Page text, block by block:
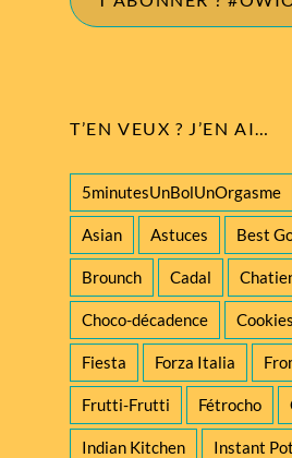
T’EN VEUX ? J’EN AI…
5minutesUnBolUnOrgasme
Asian Astuces Best
Brounch Cadal
Choco-décadence Cookies
Fiesta Forza Italia
Frutti-Frutti Fétrocho
Indian Kitchen Instant Pot